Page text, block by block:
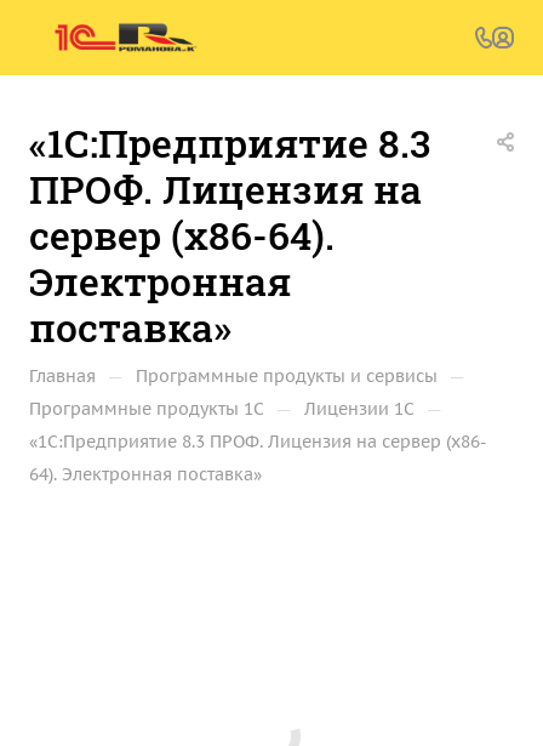
«1С:Предприятие 8.3
ПРОФ. Лицензия на
сервер (x86-64).
Электронная
поставка»
Главная — Программные продукты и сервисы —
Программные продукты 1С — Лицензии 1С —
«1С:Предприятие 8.3 ПРОФ. Лицензия на сервер (x86-
64). Электронная поставка»